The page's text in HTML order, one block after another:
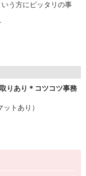
う方にピッタリの事
りあり＊コツコツ事務
トあり）
きる！